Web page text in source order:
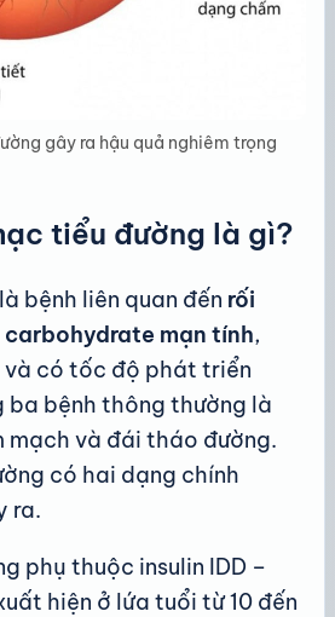
gây ra hậu quả nghiêm trọng
tiểu đường là gì?
bệnh liên quan đến rối
carbohydrate mạn tính,
và có tốc độ phát triển
ba bệnh thông thường là
mạch và đái tháo đường.
có hai dạng chính
ra.
phụ thuộc insulin IDD –
hiện ở lứa tuổi từ 10 đến